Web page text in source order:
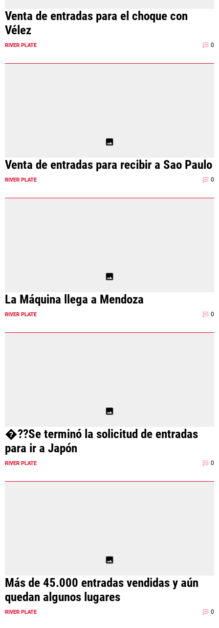
Venta de entradas para el choque con
Vélez
RIVER PLATE 0
Venta de entradas para recibir a Sao Paulo
RIVER PLATE 0
La Máquina llega a Mendoza
RIVER PLATE 0
�??Se terminó la solicitud de entradas
para ir a Japón
RIVER PLATE 0
Más de 45.000 entradas vendidas y aún
quedan algunos lugares
RIVER PLATE 0